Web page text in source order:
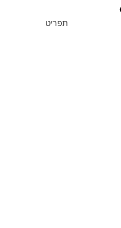
תפריט